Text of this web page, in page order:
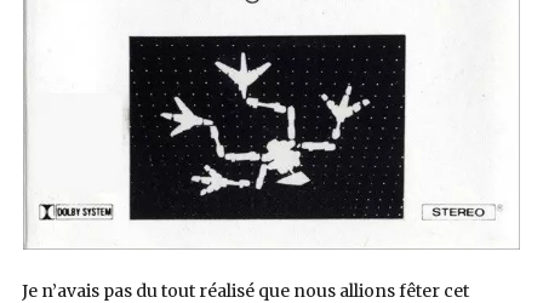
Je n’avais pas du tout réalisé que nous allions fêter cet